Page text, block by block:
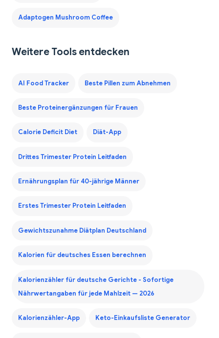
Adaptogen Mushroom Coffee
Weitere Tools entdecken
AI Food Tracker Beste Pillen zum Abnehmen
Beste Proteinergänzungen für Frauen
Calorie Deficit Diet Diät-App
Drittes Trimester Protein Leitfaden
Ernährungsplan für 40-jährige Männer
Erstes Trimester Protein Leitfaden
Gewichtszunahme Diätplan Deutschland
Kalorien für deutsches Essen berechnen
Kalorienzähler für deutsche Gerichte - Sofortige
Nährwertangaben für jede Mahlzeit — 2026
Kalorienzähler-App Keto-Einkaufsliste Generator